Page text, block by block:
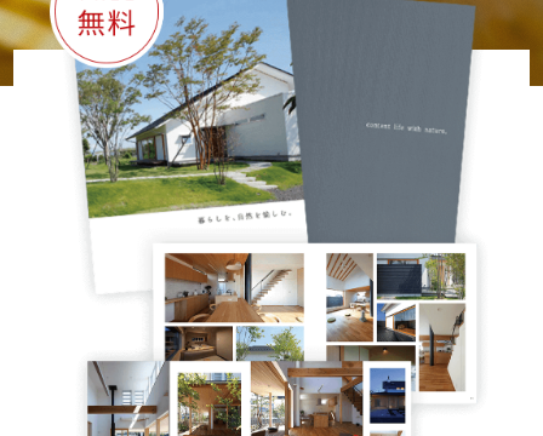
お電話でのご相談はお気軽に
TEL.0574-60-1161
資料請求・お問い合わせ
大幸住宅について
スタッフブログ
お知らせ
スタッフ紹介
オーナー様へ
資料請求・お問い合わせ
プライバシーポリシー